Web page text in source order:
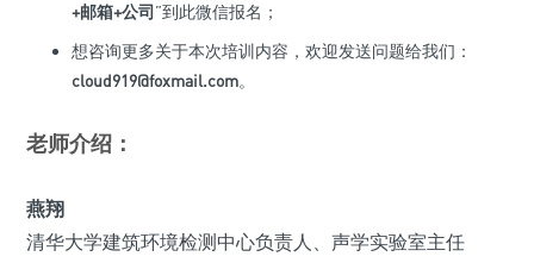
+邮箱+公司”到此微信报名；
想咨询更多关于本次培训内容，欢迎发送问题给我们：
cloud919@foxmail.com。
老师介绍：
燕翔
清华大学建筑环境检测中心负责人、声学实验室主任